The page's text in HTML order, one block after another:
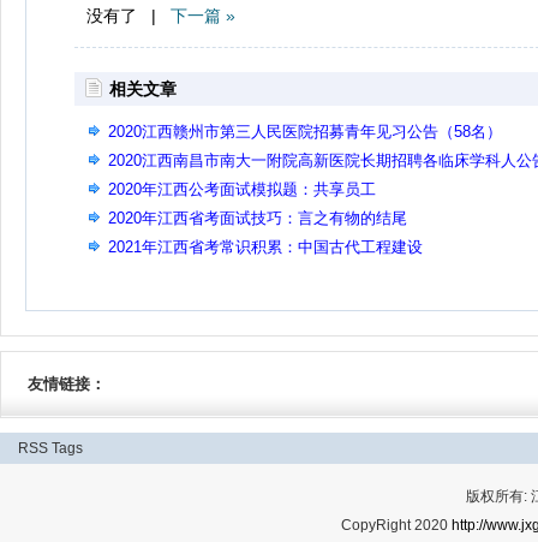
没有了 | 下一篇 »
相关文章
2020江西赣州市第三人民医院招募青年见习公告（58名）
2020江西南昌市南大一附院高新医院长期招聘各临床学科人公
2020年江西公考面试模拟题：共享员工
2020年江西省考面试技巧：言之有物的结尾
2021年江西省考常识积累：中国古代工程建设
友情链接：
RSS Tags
版权所有:
CopyRight 2020 http://